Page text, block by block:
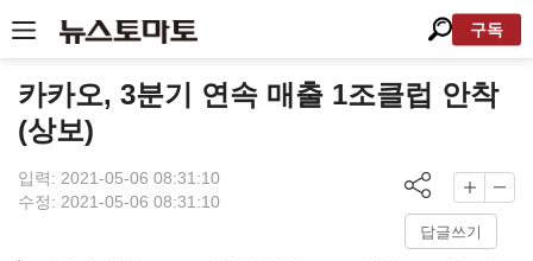
구독
카카오, 3분기 연속 매출 1조클럽 안착
(상보)
입력: 2021-05-06 08:31:10
수정: 2021-05-06 08:31:10
답글쓰기